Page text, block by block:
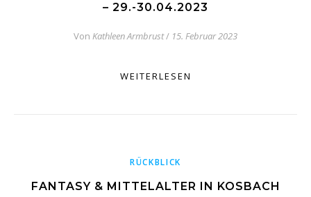
– 29.-30.04.2023
Von Kathleen Armbrust/ 15. Februar 2023
WEITERLESEN
RÜCKBLICK
FANTASY & MITTELALTER IN KOSBACH